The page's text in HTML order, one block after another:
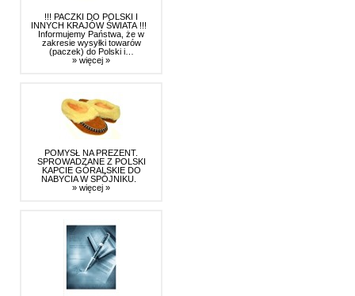
!!! PACZKI DO POLSKI I
INNYCH KRAJÓW ŚWIATA !!!
Informujemy Państwa, że w
zakresie wysyłki towarów
(paczek) do Polski i…
» więcej »
POMYSŁ NA PREZENT.
SPROWADZANE Z POLSKI
KAPCIE GÓRALSKIE DO
NABYCIA W SPÓJNIKU.
» więcej »